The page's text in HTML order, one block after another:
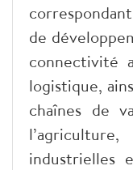
de
connectivité
logistique,
chaînes de
industrielles